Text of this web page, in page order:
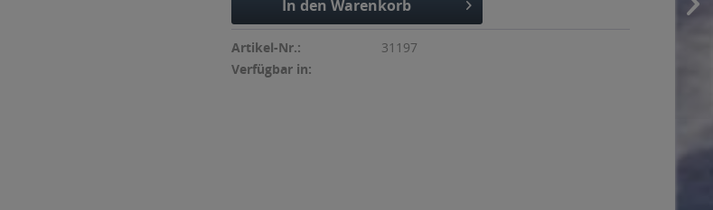
In den Warenkorb
Artikel-Nr.:
31197
Verfügbar in: